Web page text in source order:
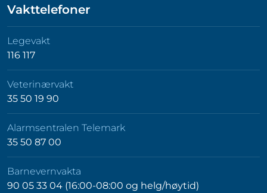
Vakttelefoner
Legevakt
116 117
Veterinærvakt
35 50 19 90
Alarmsentralen Telemark
35 50 87 00
Barnevernvakta
90 05 33 04 (16:00-08:00 og helg/høytid)